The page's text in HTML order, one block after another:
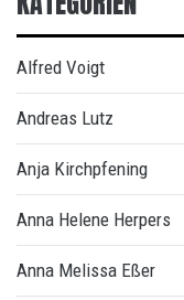
Alfred Voigt
Andreas Lutz
Anja Kirchpfening
Anna Helene Herpers
Anna Melissa Eßer